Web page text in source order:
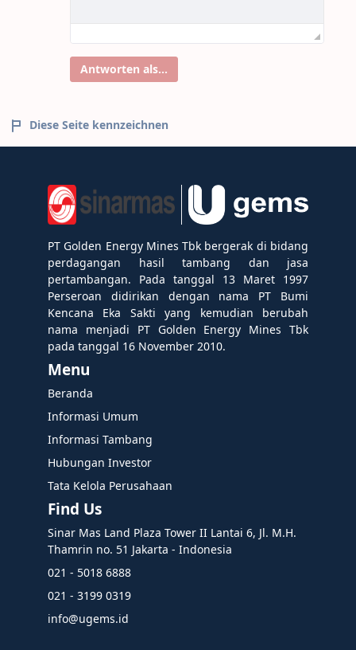
Antworten als...
Diese Seite kennzeichnen
PT Golden Energy Mines Tbk bergerak di bidang
perdagangan hasil tambang dan jasa
pertambangan. Pada tanggal 13 Maret 1997
Perseroan didirikan dengan nama PT Bumi
Kencana Eka Sakti yang kemudian berubah
nama menjadi PT Golden Energy Mines Tbk
pada tanggal 16 November 2010.
Menu
Beranda
Informasi Umum
Informasi Tambang
Hubungan Investor
Tata Kelola Perusahaan
Find Us
Sinar Mas Land Plaza Tower II Lantai 6, Jl. M.H.
Thamrin no. 51 Jakarta - Indonesia
021 - 5018 6888
021 - 3199 0319
info@ugems.id